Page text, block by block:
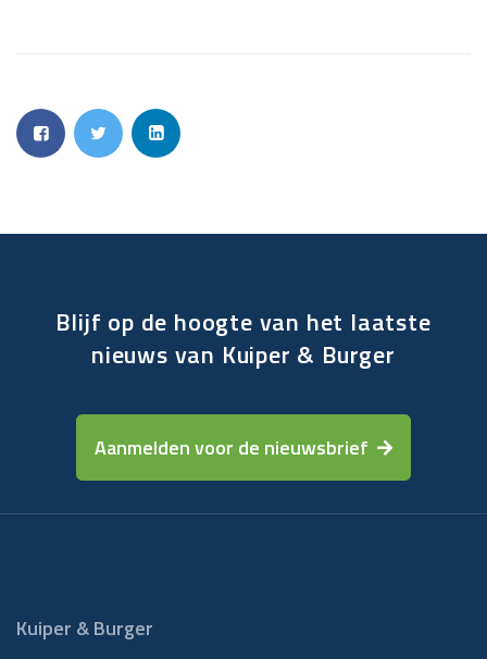
Blijf op de hoogte van het laatste
nieuws van Kuiper & Burger
Aanmelden voor de nieuwsbrief
Kuiper & Burger